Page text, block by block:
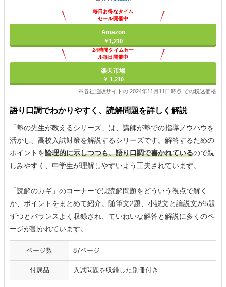
毎日お得なタイム
セール開催中
Amazon
￥1,210
24時間タイムセー
ル毎日開催中
楽天市場
￥ 1,210
※各社通販サイトの 2024年11月11日時点 での税込価格
語り口調でわかりやすく、読解問題を詳しく解説
「塾の先生が教えるシリーズ」は、講師が塾での指導ノウハウを
活かし、高校入試対策を解説するシリーズです。解答するための
ポイントを論理的に示しつつも、語り口調で書かれているので親
しみやすく、中学生が理解しやすいよう工夫されています。
「読解のカギ」のコーナーでは読解問題をどういう視点で解く
か、ポイントをまとめて紹介。随筆文2題、小説文と論説文が5題
ずつとバランスよく収録され、ていねいな解答と解説に多くのペ
ージが割かれています。
ページ数 87ページ
付属品 入試問題を収録した別冊付き